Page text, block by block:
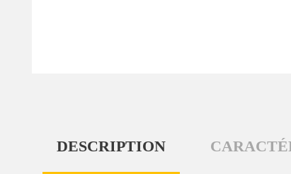
DESCRIPTION